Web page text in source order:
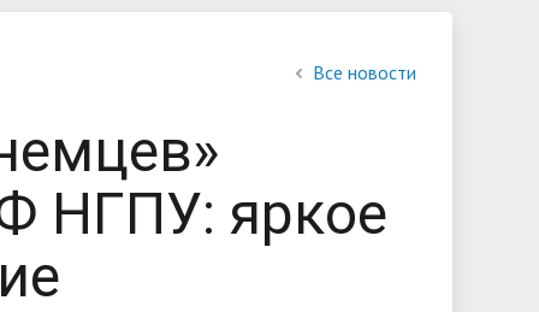
обучающихся
Повышение квалификации иВсе новости
НГПУ: яркое